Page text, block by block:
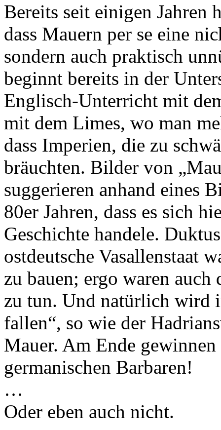
Bereits seit einigen Jahren
dass Mauern per se eine
sondern auch praktisch
beginnt bereits in der
Englisch-Unterricht mit
mit dem Limes, wo man
dass Imperien, die zu
bräuchten. Bilder von
suggerieren anhand eines
80er Jahren, dass es sich
Geschichte handele.
ostdeutsche Vasallenstaat
zu bauen; ergo waren auch
zu tun. Und natürlich wird
fallen“, so wie der
Mauer. Am Ende
germanischen Barbaren!
…
Oder eben auch nicht.